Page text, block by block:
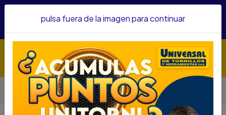
confianza&nbsp;Recibe un KIT PARRILLERO por compras
Inicio Protección Industrial
ESLINGAS
ESLINGA NARA DIELECTRICA EN "Y" CON GANCHO NS9100010
pulsa fuera de la imagen para continuar